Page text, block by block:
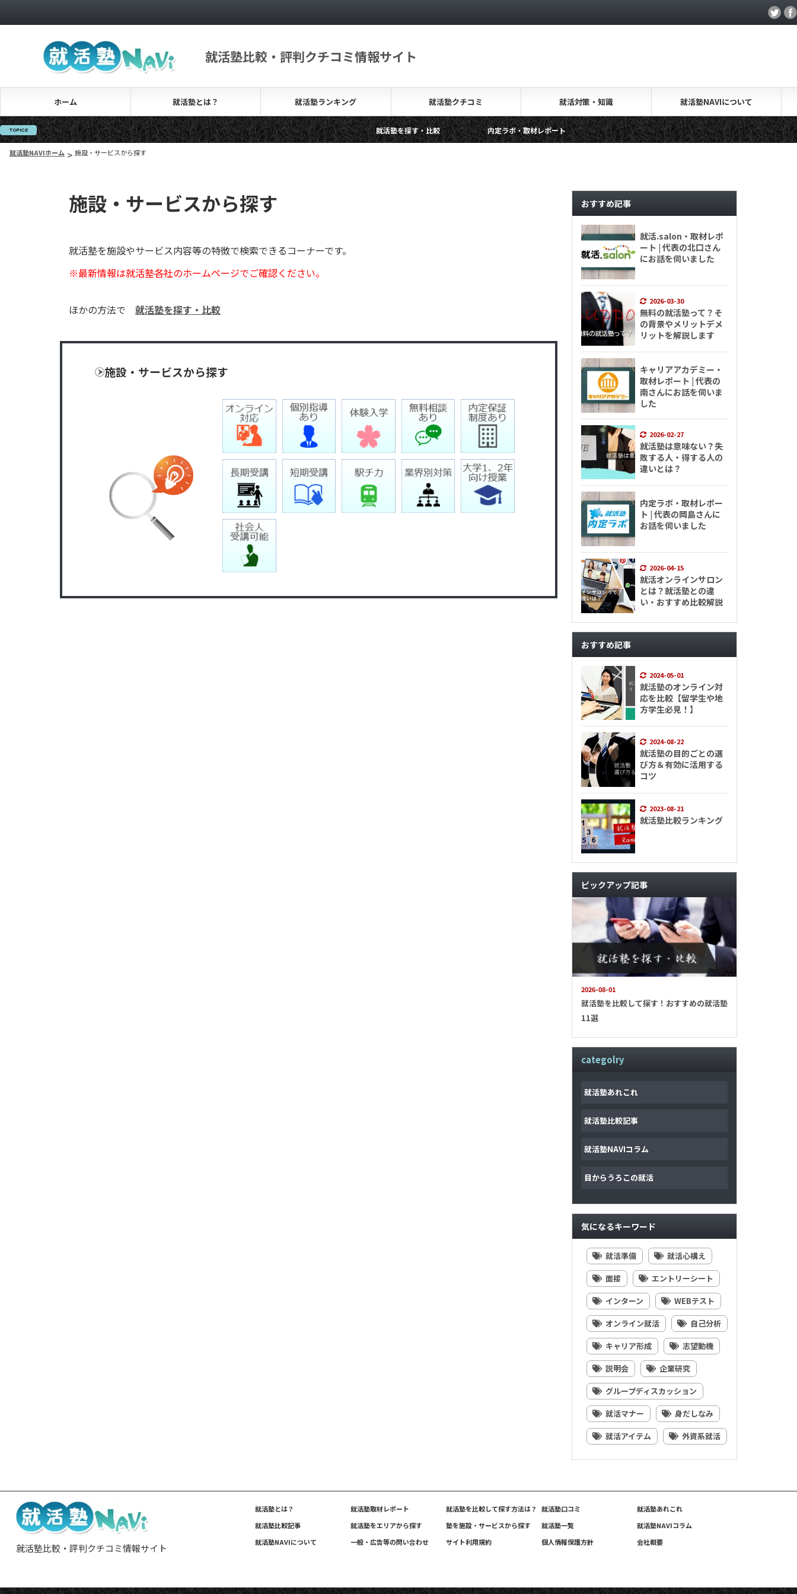
就活塾比較・評判クチコミ情報サイト
ホーム 就活塾とは？ 就活塾ランキング 就活塾クチコミ 就活対策・知識 就活塾NAVIについて
就活塾を探す・比較 内定ラボ・取材レポート 就活.salon・取材レポート
キャリアアカデミー・
無料の就活塾って？その背景やメリットデメリットを解説します
就活塾NAVIホーム > 施設・サービスから探す
施設・サービスから探す
就活塾を施設やサービス内容等の特徴で検索できるコーナーです。
※最新情報は就活塾各社のホームページでご確認ください。
ほかの方法で 就活塾を探す・比較
施設・サービスから探す
おすすめ記事
就活.salon・取材レポ
ート | 代表の北口さん
にお話を伺いました
2026-03-30
無料の就活塾って？そ
の背景やメリットデメ
リットを解説します
キャリアアカデミー・
取材レポート | 代表の
南さんにお話を伺いま
した
2026-02-27
就活塾は意味ない？失
敗する人・得する人の
違いとは？
内定ラボ・取材レポー
ト | 代表の岡島さんに
お話を伺いました
2026-04-15
就活オンラインサロン
とは？就活塾との違
い・おすすめ比較解説
おすすめ記事
2024-05-01
就活塾のオンライン対
応を比較【留学生や地
方学生必見！】
2024-08-22
就活塾の目的ごとの選
び方＆有効に活用する
コツ
2023-08-21
就活塾比較ランキング
ピックアップ記事
2026-08-01
就活塾を比較して探す！おすすめの就活塾
11選
categolry
就活塾あれこれ
就活塾比較記事
就活塾NAVIコラム
目からうろこの就活
気になるキーワード
就活準備
就活心構え
面接
エントリーシート
インターン
WEBテスト
オンライン就活
自己分析
キャリア形成
志望動機
説明会
企業研究
グループディスカッション
就活マナー
身だしなみ
就活アイテム
外資系就活
就活塾比較・評判クチコミ情報サイト
就活塾とは？ 就活塾取材レポート 就活塾を比較して探す方法は？ 就活塾口コミ
就活塾あれこれ
就活塾比較記事
就活塾をエリアから探す 塾を施設・サービスから探す 就活塾一覧
就活塾NAVIコラム
就活塾NAVIについて
一般・広告等の問い合わせ サイト利用規約 個人情報保護方針 会社概要